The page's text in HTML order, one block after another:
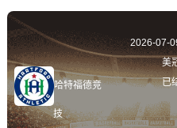
哈特福德竞
技
2026-07-
美
已